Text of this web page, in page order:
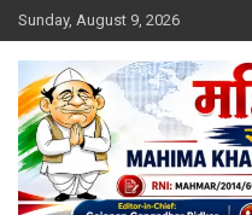
Skip
to
content
Sunday, August 9, 2026